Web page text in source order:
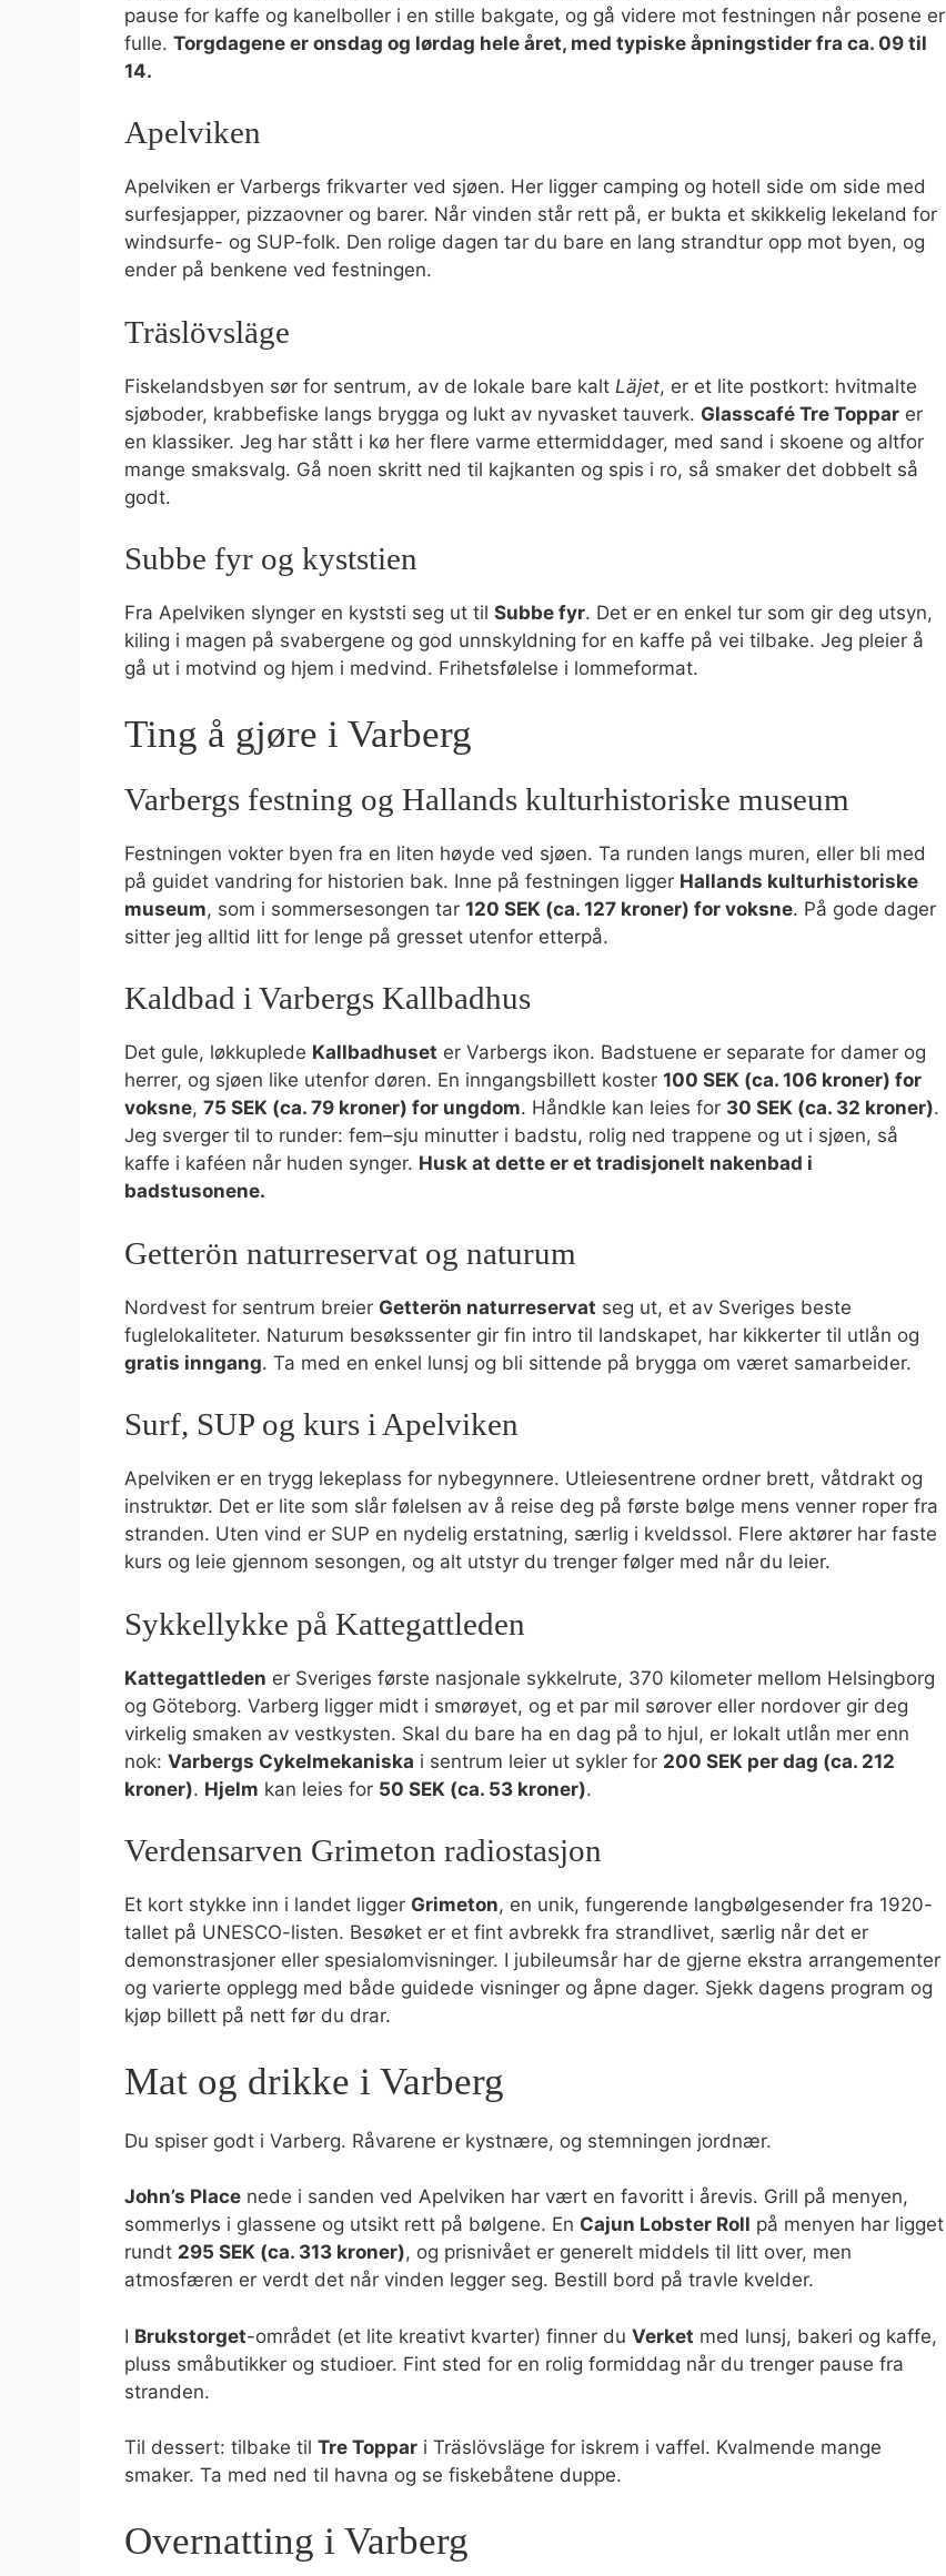
pause for kaffe og kanelboller i en stille bakgate, og gå videre mot festningen når posene er
fulle. Torgdagene er onsdag og lørdag hele året, med typiske åpningstider fra ca. 09 til
14.
Apelviken
Apelviken er Varbergs frikvarter ved sjøen. Her ligger camping og hotell side om side med
surfesjapper, pizzaovner og barer. Når vinden står rett på, er bukta et skikkelig lekeland for
windsurfe- og SUP-folk. Den rolige dagen tar du bare en lang strandtur opp mot byen, og
ender på benkene ved festningen.
Träslövsläge
Fiskelandsbyen sør for sentrum, av de lokale bare kalt Läjet, er et lite postkort: hvitmalte
sjøboder, krabbefiske langs brygga og lukt av nyvasket tauverk. Glasscafé Tre Toppar er
en klassiker. Jeg har stått i kø her flere varme ettermiddager, med sand i skoene og altfor
mange smaksvalg. Gå noen skritt ned til kajkanten og spis i ro, så smaker det dobbelt så
godt.
Subbe fyr og kyststien
Fra Apelviken slynger en kyststi seg ut til Subbe fyr. Det er en enkel tur som gir deg utsyn,
kiling i magen på svabergene og god unnskyldning for en kaffe på vei tilbake. Jeg pleier å
gå ut i motvind og hjem i medvind. Frihetsfølelse i lommeformat.
Ting å gjøre i Varberg
Varbergs festning og Hallands kulturhistoriske museum
Festningen vokter byen fra en liten høyde ved sjøen. Ta runden langs muren, eller bli med
på guidet vandring for historien bak. Inne på festningen ligger Hallands kulturhistoriske
museum, som i sommersesongen tar 120 SEK (ca. 127 kroner) for voksne. På gode dager
sitter jeg alltid litt for lenge på gresset utenfor etterpå.
Kaldbad i Varbergs Kallbadhus
Det gule, løkkuplede Kallbadhuset er Varbergs ikon. Badstuene er separate for damer og
herrer, og sjøen like utenfor døren. En inngangsbillett koster 100 SEK (ca. 106 kroner) for
voksne, 75 SEK (ca. 79 kroner) for ungdom. Håndkle kan leies for 30 SEK (ca. 32 kroner).
Jeg sverger til to runder: fem–sju minutter i badstu, rolig ned trappene og ut i sjøen, så
kaffe i kaféen når huden synger. Husk at dette er et tradisjonelt nakenbad i
badstusonene.
Getterön naturreservat og naturum
Nordvest for sentrum breier Getterön naturreservat seg ut, et av Sveriges beste
fuglelokaliteter. Naturum besøkssenter gir fin intro til landskapet, har kikkerter til utlån og
gratis inngang. Ta med en enkel lunsj og bli sittende på brygga om været samarbeider.
Surf, SUP og kurs i Apelviken
Apelviken er en trygg lekeplass for nybegynnere. Utleiesentrene ordner brett, våtdrakt og
instruktør. Det er lite som slår følelsen av å reise deg på første bølge mens venner roper fra
stranden. Uten vind er SUP en nydelig erstatning, særlig i kveldssol. Flere aktører har faste
kurs og leie gjennom sesongen, og alt utstyr du trenger følger med når du leier.
Sykkellykke på Kattegattleden
Kattegattleden er Sveriges første nasjonale sykkelrute, 370 kilometer mellom Helsingborg
og Göteborg. Varberg ligger midt i smørøyet, og et par mil sørover eller nordover gir deg
virkelig smaken av vestkysten. Skal du bare ha en dag på to hjul, er lokalt utlån mer enn
nok: Varbergs Cykelmekaniska i sentrum leier ut sykler for 200 SEK per dag (ca. 212
kroner). Hjelm kan leies for 50 SEK (ca. 53 kroner).
Verdensarven Grimeton radiostasjon
Et kort stykke inn i landet ligger Grimeton, en unik, fungerende langbølgesender fra 1920-
tallet på UNESCO-listen. Besøket er et fint avbrekk fra strandlivet, særlig når det er
demonstrasjoner eller spesialomvisninger. I jubileumsår har de gjerne ekstra arrangementer
og varierte opplegg med både guidede visninger og åpne dager. Sjekk dagens program og
kjøp billett på nett før du drar.
Mat og drikke i Varberg
Du spiser godt i Varberg. Råvarene er kystnære, og stemningen jordnær.
John’s Place nede i sanden ved Apelviken har vært en favoritt i årevis. Grill på menyen,
sommerlys i glassene og utsikt rett på bølgene. En Cajun Lobster Roll på menyen har ligget
rundt 295 SEK (ca. 313 kroner), og prisnivået er generelt middels til litt over, men
atmosfæren er verdt det når vinden legger seg. Bestill bord på travle kvelder.
I Brukstorget-området (et lite kreativt kvarter) finner du Verket med lunsj, bakeri og kaffe,
pluss småbutikker og studioer. Fint sted for en rolig formiddag når du trenger pause fra
stranden.
Til dessert: tilbake til Tre Toppar i Träslövsläge for iskrem i vaffel. Kvalmende mange
smaker. Ta med ned til havna og se fiskebåtene duppe.
Overnatting i Varberg